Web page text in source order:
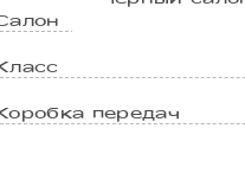
передач